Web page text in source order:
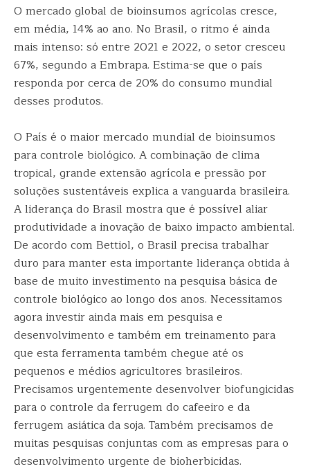
O mercado global de bioinsumos agrícolas cresce,
em média, 14% ao ano. No Brasil, o ritmo é ainda
mais intenso: só entre 2021 e 2022, o setor cresceu
67%, segundo a Embrapa. Estima-se que o país
responda por cerca de 20% do consumo mundial
desses produtos.
O País é o maior mercado mundial de bioinsumos
para controle biológico. A combinação de clima
tropical, grande extensão agrícola e pressão por
soluções sustentáveis explica a vanguarda brasileira.
A liderança do Brasil mostra que é possível aliar
produtividade a inovação de baixo impacto ambiental.
De acordo com Bettiol, o Brasil precisa trabalhar
duro para manter esta importante liderança obtida à
base de muito investimento na pesquisa básica de
controle biológico ao longo dos anos. Necessitamos
agora investir ainda mais em pesquisa e
desenvolvimento e também em treinamento para
que esta ferramenta também chegue até os
pequenos e médios agricultores brasileiros.
Precisamos urgentemente desenvolver biofungicidas
para o controle da ferrugem do cafeeiro e da
ferrugem asiática da soja. Também precisamos de
muitas pesquisas conjuntas com as empresas para o
desenvolvimento urgente de bioherbicidas.